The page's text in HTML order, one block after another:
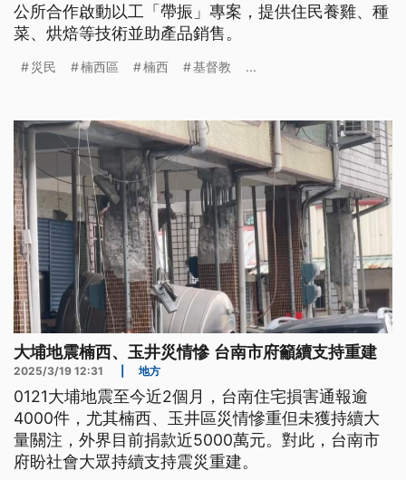
公所合作啟動以工「帶振」專案，提供住民養雞、種
菜、烘焙等技術並助產品銷售。
災民 楠西區 楠西 基督教 ...
大埔地震楠西、玉井災情慘 台南市府籲續支持重建
2025/3/19 12:31 地方
0121大埔地震至今近2個月，台南住宅損害通報逾
4000件，尤其楠西、玉井區災情慘重但未獲持續大
量關注，外界目前捐款近5000萬元。對此，台南市
府盼社會大眾持續支持震災重建。